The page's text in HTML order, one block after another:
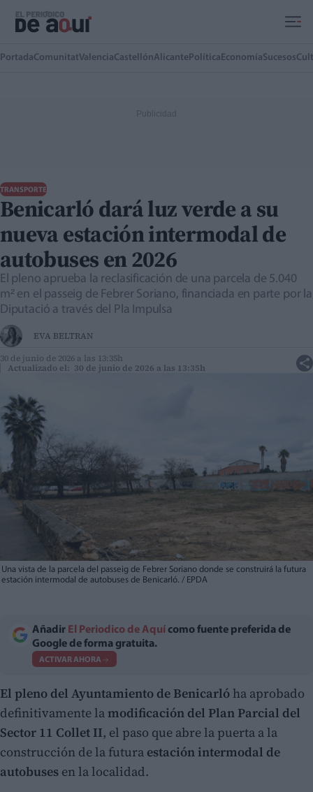
PortadaComunitatValenciaCastellónAlicante Política EconomíaSucesos
TRANSPORTE
Benicarló dará luz verde a su
nueva estación intermodal de
autobuses en 2026
El pleno aprueba la reclasificación de una parcela de 5.040
m² en el passeig de Febrer Soriano, financiada en parte por la
Diputació a través del Pla Impulsa
EVA BELTRAN
30 de junio de 2026 a las 13:35h
Actualizado el: 30 de junio de 2026 a las 13:35h
Una vista de la parcela del passeig de Febrer Soriano donde se construirá la futura
estación intermodal de autobuses de Benicarló. / EPDA
Añadir El Periodico de Aquí como fuente preferida de
Google de forma gratuita.
ACTIVAR AHORA
El pleno del Ayuntamiento de Benicarló ha aprobado
definitivamente lamodificación del Plan Parcial del
Sector 11 Collet II, el paso que abre la puerta a la
construcción de la futura estación intermodal de
autobuses en la localidad.